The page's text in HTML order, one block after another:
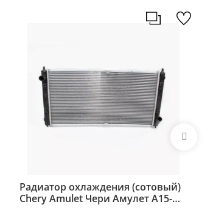
Радиатор охлаждения (сотовый)
Chery Amulet Чери Амулет A15-